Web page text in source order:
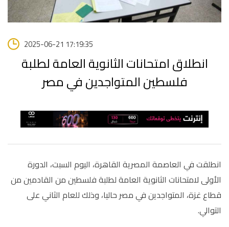
2025-06-21 17:19:35
انطلاق امتحانات الثانوية العامة لطلبة
فلسطين المتواجدين في مصر
انطلقت في العاصمة المصرية القاهرة، اليوم السبت، الدورة
الأولى لامتحانات الثانوية العامة لطلبة فلسطين من القادمين من
قطاع غزة، المتواجدين في مصر حاليا، وذلك للعام الثاني على
التوالي.